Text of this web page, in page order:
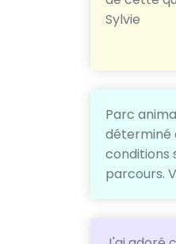
Sylvie
Parc
déterminé
conditions
parcours.